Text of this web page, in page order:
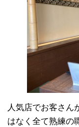
人気店でお客さん
はなく全て熟練の